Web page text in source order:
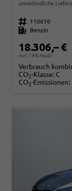
unverbindliche
Fahrzeugnr. 110610
Kraftstoff
Benzin
18.306,– €
incl. 19% MwSt.
Verbrauch
CO2-Klasse: C
CO2-Emissionen: